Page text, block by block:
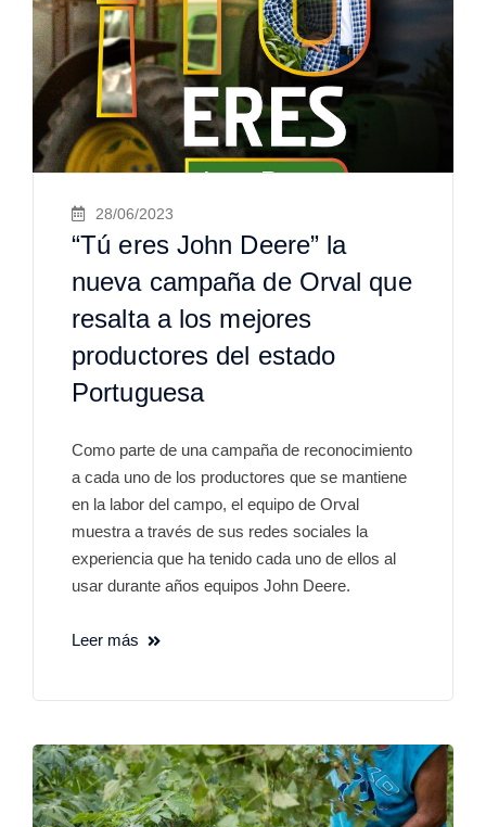
28/06/2023
“Tú eres John Deere” la
nueva campaña de Orval que
resalta a los mejores
productores del estado
Portuguesa
Como parte de una campaña de reconocimiento
a cada uno de los productores que se mantiene
en la labor del campo, el equipo de Orval
muestra a través de sus redes sociales la
experiencia que ha tenido cada uno de ellos al
usar durante años equipos John Deere.
Leer más